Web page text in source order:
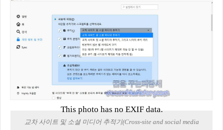
This photo has no EXIF data.
교차 사이트 및 소셜 미디어 추적기(Cross-site and social media